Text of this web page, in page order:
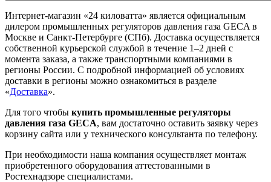
Интернет-магазин «24 киловатта» является официальным
дилером промышленных регуляторов давления газа GECA в
Москве и Санкт-Петербурге (СПб). Доставка осуществляется
собственной курьерской службой в течение 1–2 дней с
момента заказа, а также транспортными компаниями в
регионы России. С подробной информацией об условиях
доставки в регионы можно ознакомиться в разделе
«Доставка».
Для того чтобы купить промышленные регуляторы
давления газа GECA, вам достаточно оставить заявку через
корзину сайта или у технического консультанта по телефону.
При необходимости наша компания осуществляет монтаж
приобретенного оборудования аттестованными в
Ростехнадзоре специалистами.